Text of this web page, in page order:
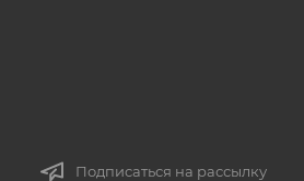
Подписаться на рассылку